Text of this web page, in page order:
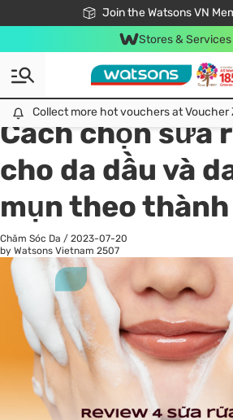
Join the Watsons VN
Free Shipping For Order
24h Fast delivery in Hồ
Stores & Services
Collect more hot vouchers at Voucher Zone
Collect more hot vouchers at Voucher
All
Chăm Sóc Cá Nhân
Cách chọn sữa
cho da dầu và
mụn theo
Chăm Sóc Da / 2023-07-20
by Watsons Vietnam 2507